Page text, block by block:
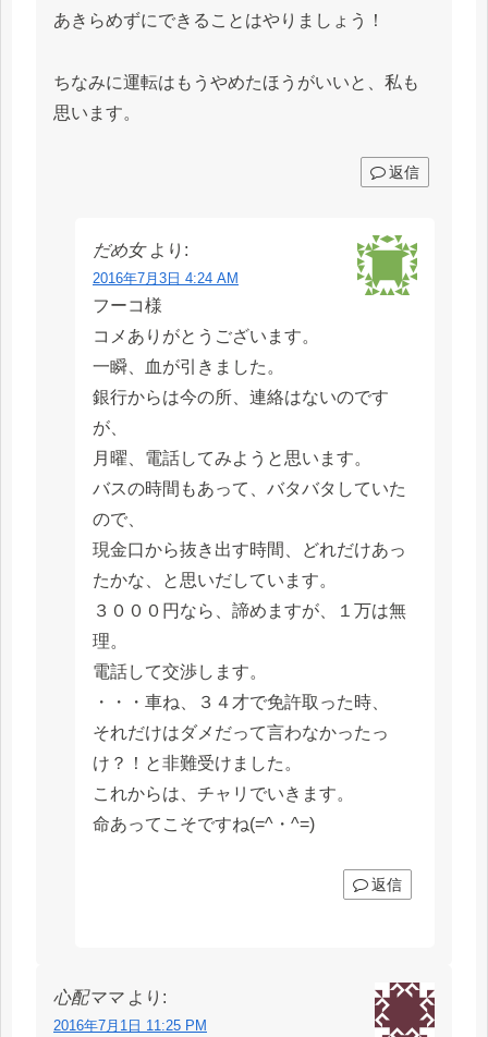
あきらめずにできることはやりましょう！
ちなみに運転はもうやめたほうがいいと、私も
思います。
返信
だめ女 より:
2016年7月3日 4:24 AM
フーコ様
コメありがとうございます。
一瞬、血が引きました。
銀行からは今の所、連絡はないのです
が、
月曜、電話してみようと思います。
バスの時間もあって、バタバタしていた
ので、
現金口から抜き出す時間、どれだけあっ
たかな、と思いだしています。
３０００円なら、諦めますが、１万は無
理。
電話して交渉します。
・・・車ね、３４才で免許取った時、
それだけはダメだって言わなかったっ
け？！と非難受けました。
これからは、チャリでいきます。
命あってこそですね(=^・^=)
返信
心配ママ より:
2016年7月1日 11:25 PM